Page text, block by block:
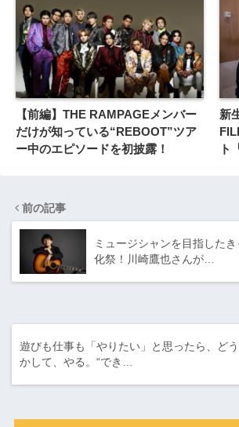
【前編】THE RAMPAGEメンバー
だけが知っている“REBOOT”ツア
ー中のエピソードを初披露！
新
ト
前の記事
ミュージシャンを目指した
化祭！川崎鷹也さんが…
遊びも仕事も「やりたい」と思ったら、ど
かして、やる。“でき…